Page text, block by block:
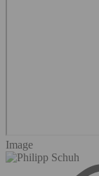
Image